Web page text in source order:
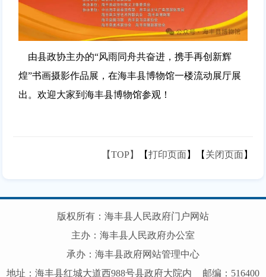
由县政协主办的“风雨同舟共奋进，携手再创新辉
煌”书画摄影作品展，在海丰县博物馆一楼流动展厅展
出。欢迎大家到海丰县博物馆参观！
【TOP】 【打印页面】【 关闭页面】
版权所有：海丰县人民政府门户网站
主办：海丰县人民政府办公室
承办：海丰县政府网站管理中心
地址：海丰县红城大道西988号县政府大院内
邮编：516400